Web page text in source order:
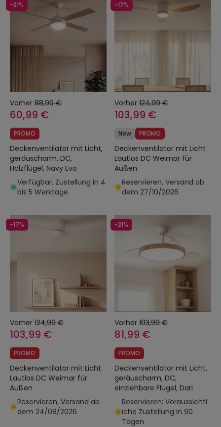
-31%
Vorher 88,99 €
60,99 €
PROMO
Deckenventilator mit Licht,
geräuscharm, DC,
Holzflügel, Navy Evo
Verfügbar, Zustellung in 4
bis 5 Werktage
-17%
Vorher 124,99 €
103,99 €
New PROMO
Deckenventilator mit Licht
Lautlos DC Weimar für
Außen
Reservieren, Versand ab
dem 27/10/2026
-17%
Vorher 124,99 €
103,99 €
PROMO
Deckenventilator mit Licht
Lautlos DC Weimar für
Außen
Reservieren, Versand ab
dem 24/08/2026
-21%
Vorher 103,99 €
81,99 €
PROMO
Deckenventilator mit Licht,
geräuscharm, DC,
einziehbare Flügel, Dari
Reservieren: Voraussichtl
iche Zustellung in 90
Tagen